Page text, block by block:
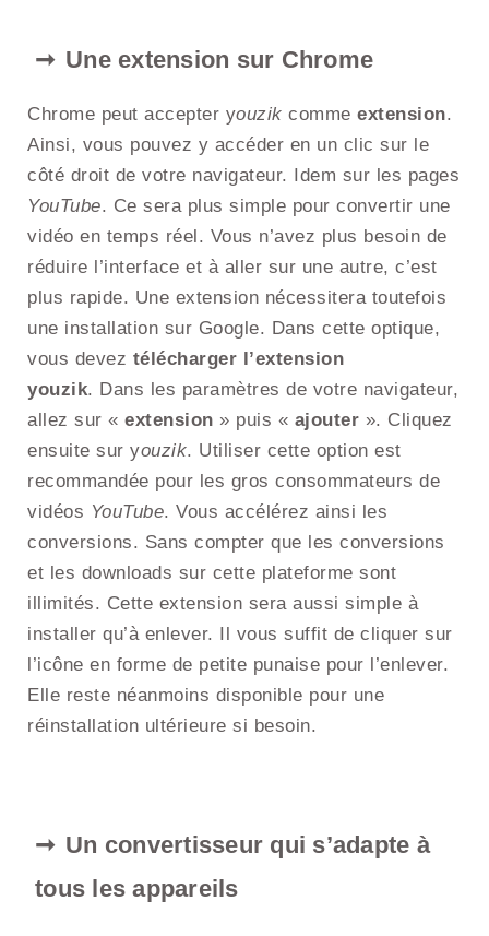
Une extension sur Chrome
Chrome peut accepter youzik comme extension.
Ainsi, vous pouvez y accéder en un clic sur le
côté droit de votre navigateur. Idem sur les pages
YouTube. Ce sera plus simple pour convertir une
vidéo en temps réel. Vous n’avez plus besoin de
réduire l’interface et à aller sur une autre, c’est
plus rapide. Une extension nécessitera toutefois
une installation sur Google. Dans cette optique,
vous devez télécharger l’extension
youzik. Dans les paramètres de votre navigateur,
allez sur « extension » puis « ajouter ». Cliquez
ensuite sur youzik. Utiliser cette option est
recommandée pour les gros consommateurs de
vidéos YouTube. Vous accélérez ainsi les
conversions. Sans compter que les conversions
et les downloads sur cette plateforme sont
illimités. Cette extension sera aussi simple à
installer qu’à enlever. Il vous suffit de cliquer sur
l’icône en forme de petite punaise pour l’enlever.
Elle reste néanmoins disponible pour une
réinstallation ultérieure si besoin.
Un convertisseur qui s’adapte à
tous les appareils